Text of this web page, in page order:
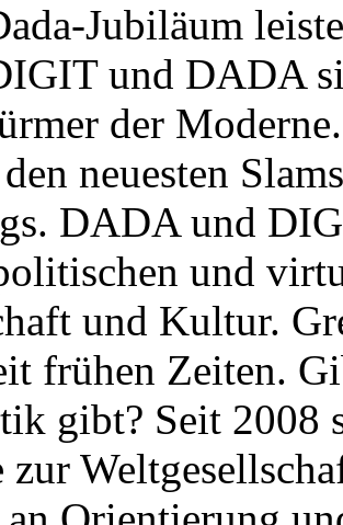
Jubiläum
und DADA
der
neuesten
DADA und
und
und Kultur.
frühen Zeiten.
gibt? Seit 2008